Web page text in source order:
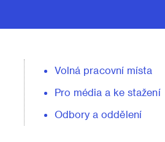
Volná pracovní místa
Pro média a ke stažení
Odbory a oddělení